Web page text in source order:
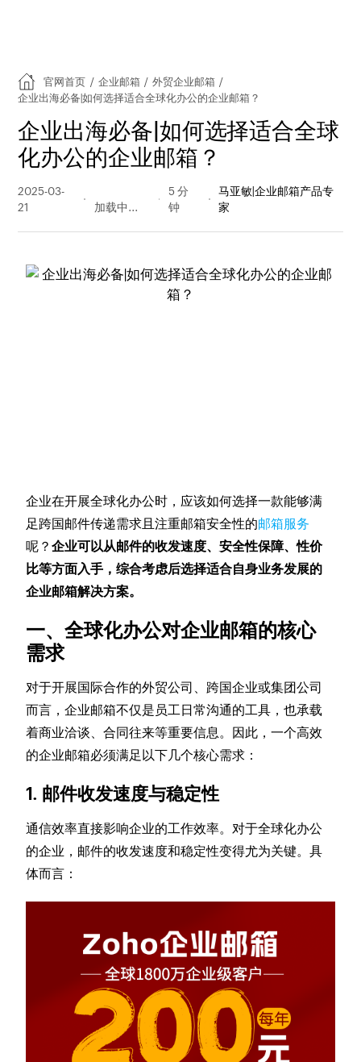
官网首页 / 企业邮箱 / 外贸企业邮箱 /
企业出海必备|如何选择适合全球化办公的企业邮箱？
企业出海必备|如何选择适合全球
化办公的企业邮箱？
2025-03-
21
量
5 分
钟
马亚敏|企业邮箱产品专
家
企业在开展全球化办公时，应该如何选择一款能够满
足跨国邮件传递需求且注重邮箱安全性的邮箱服务
呢？企业可以从邮件的收发速度、安全性保障、性价
比等方面入手，综合考虑后选择适合自身业务发展的
企业邮箱解决方案。
一、全球化办公对企业邮箱的核心
需求
对于开展国际合作的外贸公司、跨国企业或集团公司
而言，企业邮箱不仅是员工日常沟通的工具，也承载
着商业洽谈、合同往来等重要信息。因此，一个高效
的企业邮箱必须满足以下几个核心需求：
1. 邮件收发速度与稳定性
通信效率直接影响企业的工作效率。对于全球化办公
的企业，邮件的收发速度和稳定性变得尤为关键。具
体而言：